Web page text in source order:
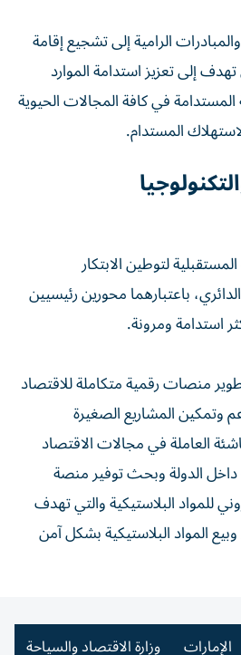
الرامية إلى تشجيع إقامة
إلى تعزيز استدامة الموارد
المستدامة في كافة المجالات الحيوية
المستدام.
لتوطين الابتكار
باعتبارهما محورين رئيسيين
استدامة ومرونة.
منصات رقمية متكاملة للاقتصاد
وتمكين المشاريع الصغيرة
العاملة في مجالات الاقتصاد
الدولة وبحث توفير منصة
للمواد البلاستيكية والتي تهدف
المواد البلاستيكية بشكل آمن
الإمارات وزارة الاقتصاد والسياحة